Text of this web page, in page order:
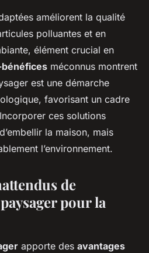
améliorent la qualité
polluantes et en
élément crucial en
méconnus montrent
est une démarche
favorisant un cadre
ces solutions
la maison, mais
l’environnement.
de
pour la
apporte des avantages